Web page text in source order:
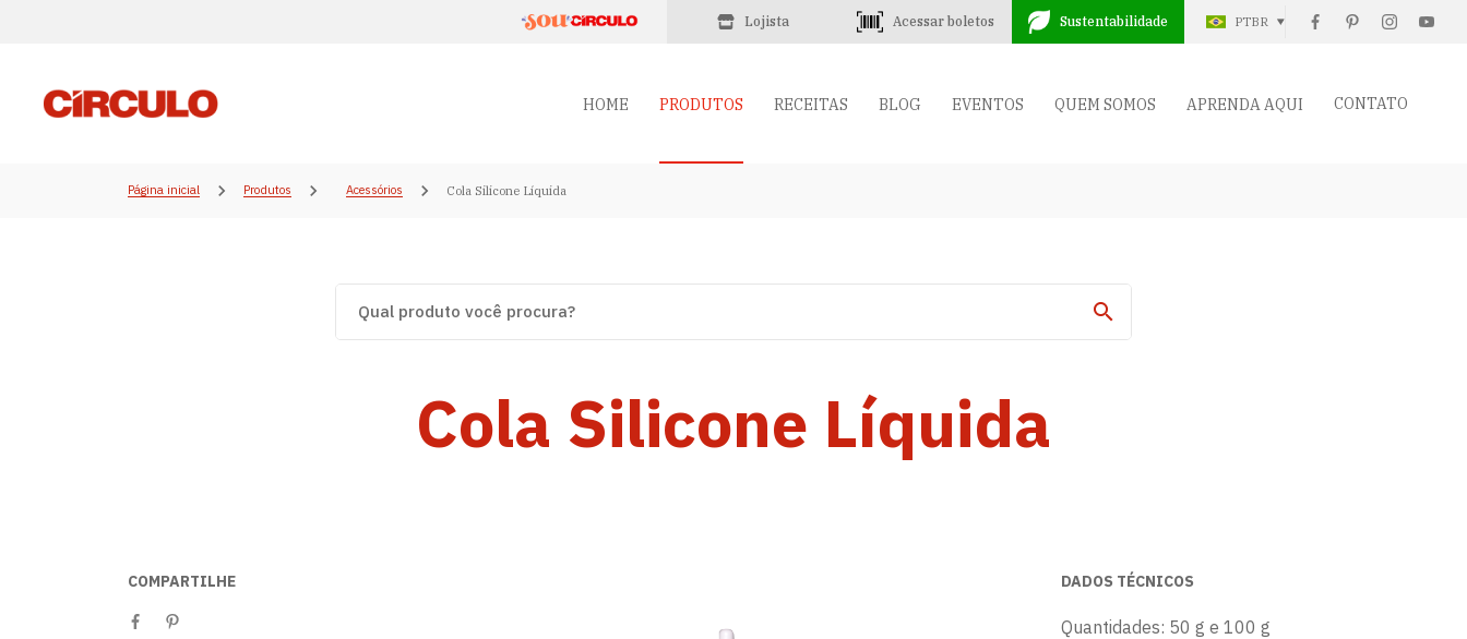
Lojista Acessar boletos Sustentabilidade PTBR
HOME PRODUTOS RECEITAS BLOG EVENTOS QUEM SOMOS APRENDA AQUI CONTATO
Página inicial Produtos Acessórios Cola Silicone Líquida
Cola Silicone Líquida
COMPARTILHE DADOS TÉCNICOS
Quantidades: 50 g e 100 g